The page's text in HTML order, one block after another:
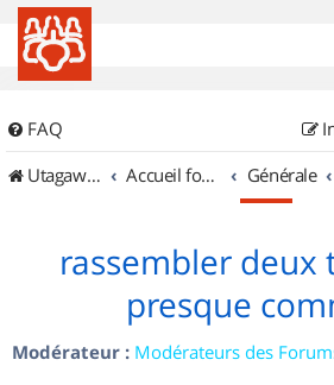
FAQ
UtagawaVTT (Randos VTT et VTTAE avec traces GPS)
Accueil forum Générale
rassembler deux
presque
Modérateur : Modérateurs des